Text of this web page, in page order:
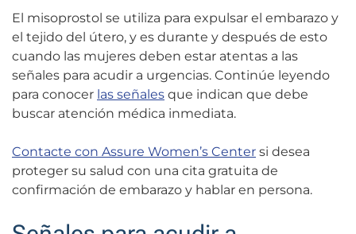
El misoprostol se utiliza para expulsar el embarazo y
el tejido del útero, y es durante y después de esto
cuando las mujeres deben estar atentas a las
señales para acudir a urgencias. Continúe leyendo
para conocer las señales que indican que debe
buscar atención médica inmediata.
Contacte con Assure Women’s Center si desea
proteger su salud con una cita gratuita de
confirmación de embarazo y hablar en persona.